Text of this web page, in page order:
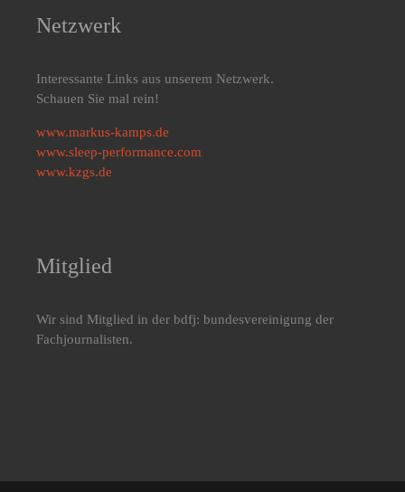
Netzwerk
Interessante Links aus unserem Netzwerk.
Schauen Sie mal rein!
www.markus-kamps.de
www.sleep-performance.com
www.kzgs.de
Mitglied
Wir sind Mitglied in der bdfj: bundesvereinigung der
Fachjournalisten.